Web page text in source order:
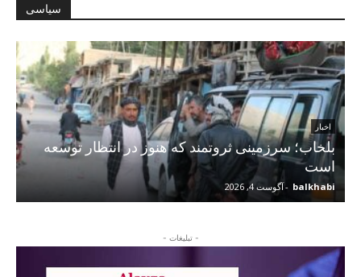
سیاسی
اخبار
بلخاب؛ سرزمینی ثروتمند که هنوز در انتظار توسعه
است
balkhabi
-آگوست 4, 2026
- تبلیغات -